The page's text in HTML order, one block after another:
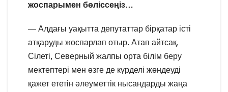
жоспарымен бөліссеңіз…
— Алдағы уақытта депутаттар бірқатар істі
атқаруды жоспарлап отыр. Атап айтсақ,
Сілеті, Северный жалпы орта білім беру
мектептері мен өзге де күрделі жөндеуді
қажет ететін әлеуметтік нысандарды жаңа